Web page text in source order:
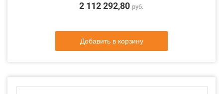
2 112 292,80 руб.
Добавить в корзину